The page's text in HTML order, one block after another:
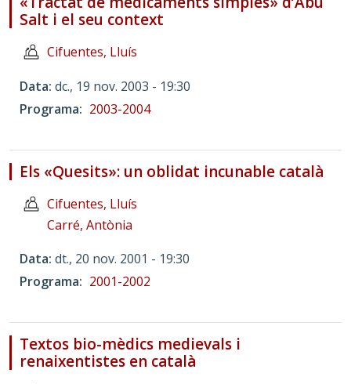
Salt i el seu context
Cifuentes, Lluís
Data dc., 19 nov. 2003 - 19:30
Programa
2003-2004
Els «Quesits»: un oblidat incunable català
Cifuentes, Lluís
Carré, Antònia
Data dt., 20 nov. 2001 - 19:30
Programa
2001-2002
Textos bio-mèdics medievals i
renaixentistes en català